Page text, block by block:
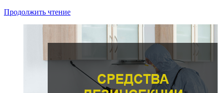
Продолжить чтение